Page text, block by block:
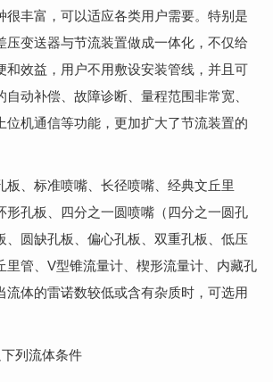
很丰富，可以适应各类用户需要。特别是
压变送器与节流装置做成一体化，不仅给
和效益，用户不用敷设安装管线，并且可
自动补偿、故障诊断、量程范围非常宽、
位机通信等功能，更加扩大了节流装置的
板、标准喷嘴、长径喷嘴、经典文丘里
形孔板、四分之一圆喷嘴（四分之一圆孔
、圆缺孔板、偏心孔板、双重孔板、低压
里管、V型锥流量计、楔形流量计、内藏孔
流体的雷诺数较低或含有杂质时，可选用
列流体条件